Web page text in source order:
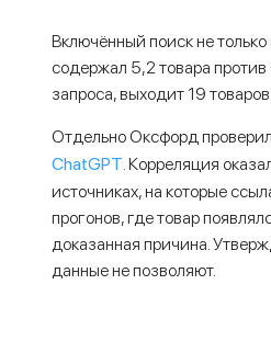
Включённый поиск не
содержал 5,2 товара против
запроса, выходит 19
Отдельно Оксфорд
ChatGPT . Корреляция
источниках, на которые
прогонов, где товар
доказанная причина.
данные не позволяют.